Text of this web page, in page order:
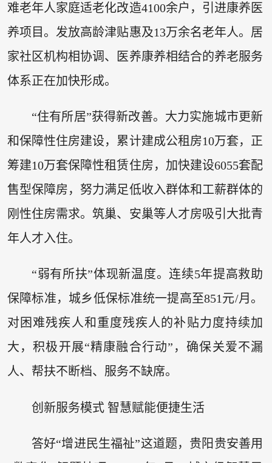
难老年人家庭适老化改造4100余户，引进康养医
养项目。发放高龄津贴惠及13万余名老年人。居
家社区机构相协调、医养康养相结合的养老服务
体系正在加快形成。
“住有所居”获得新改善。大力实施城市更新
和保障性住房建设，累计建成公租房10万套，正
筹建10万套保障性租赁住房，加快建设6055套配
售型保障房，努力满足低收入群体和工薪群体的
刚性住房需求。筑巢、安巢等人才房吸引大批青
年人才入住。
“弱有所扶”体现新温度。连续5年提高救助
保障标准，城乡低保标准统一提高至851元/月。
对困难残疾人和重度残疾人的补贴力度持续加
大，积极开展“精康融合行动”，确保关爱不漏
人、帮扶不断档、服务不缺席。
创新服务模式 智慧赋能便捷生活
答好“增进民生福祉”这道题，贵阳贵安善用